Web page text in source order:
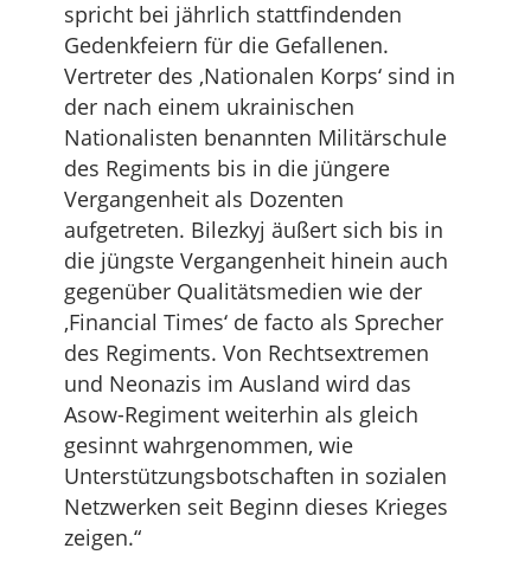
spricht bei jährlich stattfindenden
Gedenkfeiern für die Gefallenen.
Vertreter des ‚Nationalen Korps‘ sind in
der nach einem ukrainischen
Nationalisten benannten Militärschule
des Regiments bis in die jüngere
Vergangenheit als Dozenten
aufgetreten. Bilezkyj äußert sich bis in
die jüngste Vergangenheit hinein auch
gegenüber Qualitätsmedien wie der
‚Financial Times‘ de facto als Sprecher
des Regiments. Von Rechtsextremen
und Neonazis im Ausland wird das
Asow-Regiment weiterhin als gleich
gesinnt wahrgenommen, wie
Unterstützungsbotschaften in sozialen
Netzwerken seit Beginn dieses Krieges
zeigen.“